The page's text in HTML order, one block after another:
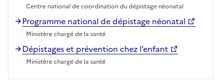
Centre national de coordination du dépistage néonatal
Programme national de dépistage néonatal
Ministère chargé de la santé
Dépistages et prévention chez l’enfant
Ministère chargé de la santé